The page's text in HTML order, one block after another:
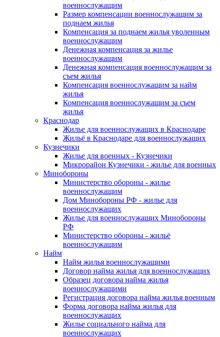
военнослужащим
Размер компенсации военнослужащим за
поднаем жилья
Компенсация за поднаем жилья уволенным
военнослужащим
Денежная компенсация за жилье
военнослужащим
Денежная компенсация военнослужащим за
съем жилья
Компенсация военнослужащим за найм
жилья
Компенсация военнослужащим за съем
жилья
Краснодар
Жилье для военнослужащих в Краснодаре
Жильё в Краснодаре для военнослужащих
Кузнечики
Жилье для военных - Кузнечики
Микрорайон Кузнечики - жилье для военных
Минобороны
Министерство обороны - жилье
военнослужащим
Дом Минобороны РФ - жилье для
военнослужащих
Жилье для военнослужащих Минобороны
РФ
Министерство обороны - жильё
военнослужащим
Найм
Найм жилья военнослужащими
Договор найма жилья для военнослужащих
Образец договора найма жилья
военнослужащими
Регистрация договора найма жилья военным
Форма договора найма жилья для
военнослужащих
Жилье социального найма для
военнослужащих